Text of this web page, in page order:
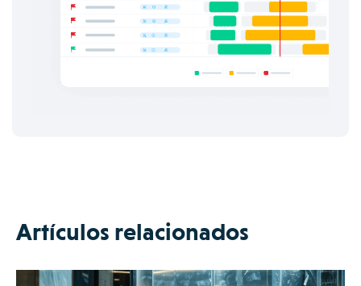
Artículos relacionados